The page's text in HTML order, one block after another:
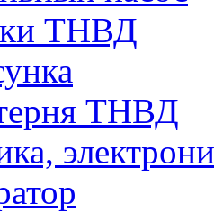
ТНВД
ТНВД